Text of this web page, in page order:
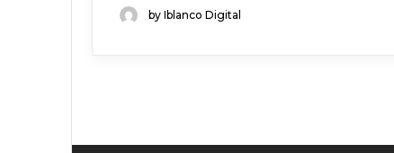
by Iblanco Digital